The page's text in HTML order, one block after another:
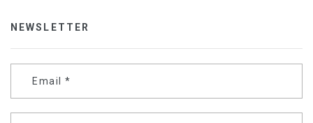
NEWSLETTER
Email *